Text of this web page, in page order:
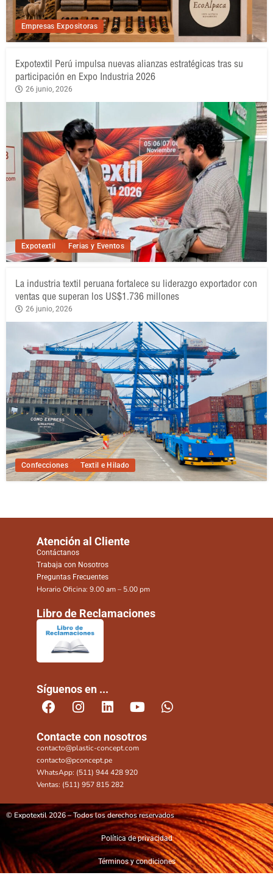
Empresas Expositoras
Expotextil Ferias y Eventos
Expotextil Perú impulsa nuevas alianzas estratégicas tras su
participación en Expo Industria 2026
26 junio, 2026
Confecciones Textil e Hilado
La industria textil peruana fortalece su liderazgo exportador con
ventas que superan los US$1.736 millones
26 junio, 2026
Atención al Cliente
Contáctanos
Trabaja con Nosotros
Preguntas Frecuentes
Horario Oficina: 9.00 am – 5.00 pm
Libro de Reclamaciones
Síguenos en ...
Contacte con nosotros
contacto@plastic-concept.com
contacto@pconcept.pe
WhatsApp: (511) 944 428 920
Ventas: (511) 957 815 282
© Expotextil 2026 – Todos los derechos reservados
Política de privacidad
Términos y condiciones